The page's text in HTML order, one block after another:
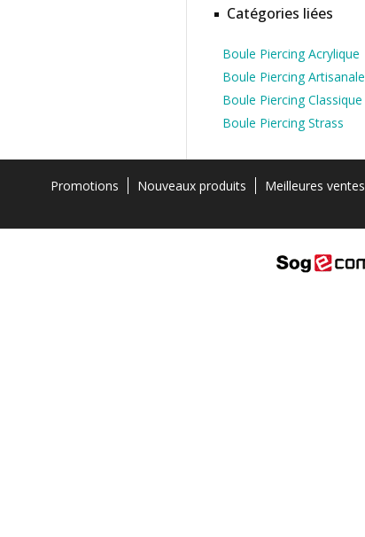
Catégories liées
Boule Piercing Acrylique
Boule Piercing Artisanale
Boule Piercing Classique
Boule Piercing Strass
Promotions Nouveaux produits Meilleures ventes